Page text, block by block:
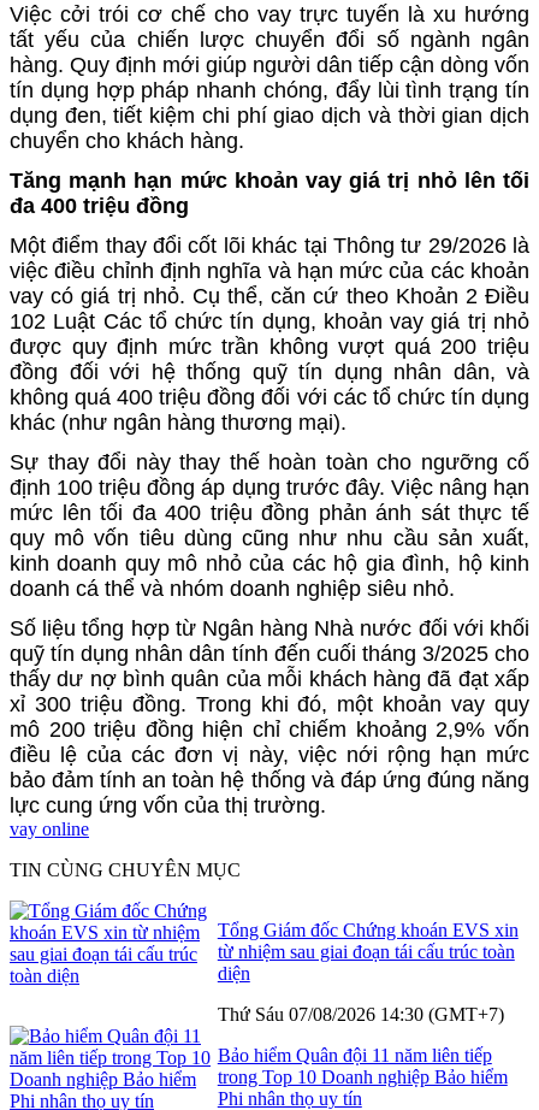
Việc cởi trói cơ chế cho vay trực tuyến là xu hướng
tất yếu của chiến lược chuyển đổi số ngành ngân
hàng. Quy định mới giúp người dân tiếp cận dòng vốn
tín dụng hợp pháp nhanh chóng, đẩy lùi tình trạng tín
dụng đen, tiết kiệm chi phí giao dịch và thời gian dịch
chuyển cho khách hàng.
Tăng mạnh hạn mức khoản vay giá trị nhỏ lên tối
đa 400 triệu đồng
Một điểm thay đổi cốt lõi khác tại Thông tư 29/2026 là
việc điều chỉnh định nghĩa và hạn mức của các khoản
vay có giá trị nhỏ. Cụ thể, căn cứ theo Khoản 2 Điều
102 Luật Các tổ chức tín dụng, khoản vay giá trị nhỏ
được quy định mức trần không vượt quá 200 triệu
đồng đối với hệ thống quỹ tín dụng nhân dân, và
không quá 400 triệu đồng đối với các tổ chức tín dụng
khác (như ngân hàng thương mại).
Sự thay đổi này thay thế hoàn toàn cho ngưỡng cố
định 100 triệu đồng áp dụng trước đây. Việc nâng hạn
mức lên tối đa 400 triệu đồng phản ánh sát thực tế
quy mô vốn tiêu dùng cũng như nhu cầu sản xuất,
kinh doanh quy mô nhỏ của các hộ gia đình, hộ kinh
doanh cá thể và nhóm doanh nghiệp siêu nhỏ.
Số liệu tổng hợp từ Ngân hàng Nhà nước đối với khối
quỹ tín dụng nhân dân tính đến cuối tháng 3/2025 cho
thấy dư nợ bình quân của mỗi khách hàng đã đạt xấp
xỉ 300 triệu đồng. Trong khi đó, một khoản vay quy
mô 200 triệu đồng hiện chỉ chiếm khoảng 2,9% vốn
điều lệ của các đơn vị này, việc nới rộng hạn mức
bảo đảm tính an toàn hệ thống và đáp ứng đúng năng
lực cung ứng vốn của thị trường.
vay online
TIN CÙNG CHUYÊN MỤC
Tổng Giám đốc Chứng khoán EVS xin
từ nhiệm sau giai đoạn tái cấu trúc toàn
diện
Thứ Sáu 07/08/2026 14:30 (GMT+7)
Bảo hiểm Quân đội 11 năm liên tiếp
trong Top 10 Doanh nghiệp Bảo hiểm
Phi nhân thọ uy tín